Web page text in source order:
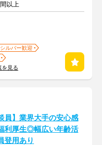
以上
シルバー歓迎
を見る
員】業界大手の安心感
利厚生◎幅広い年齢活
登用あり